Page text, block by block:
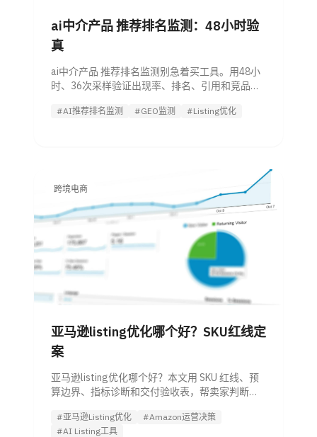
ai中介产品 推荐排名监测：48小时验
真
ai中介产品 推荐排名监测别急着买工具。用48小
时、36次采样验证出现率、排名、引用和竞品共
#AI推荐排名监测 #GEO监测 #Listing优化
跨境电商
亚马逊listing优化哪个好？SKU红线定
案
亚马逊listing优化哪个好？本文用 SKU 红线、预
算边界、指标诊断和交付验收表，帮卖家判断自
#亚马逊Listing优化
#Amazon运营决策
#AI Listing工具